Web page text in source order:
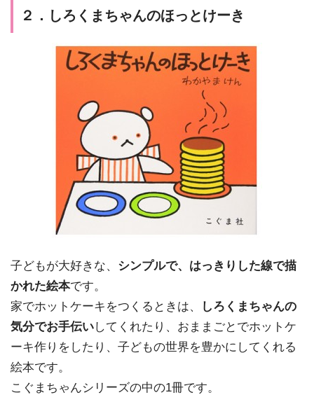
２．しろくまちゃんのほっとけーき
子どもが大好きな、 シンプルで、はっきりした線で描
かれた絵本です。
家でホットケーキをつくるときは、
しろくまちゃんの
気分でお手伝いしてくれたり、おままごとでホットケ
ーキ作りをしたり、子どもの世界を豊かにしてくれる
絵本です。
こぐまちゃんシリーズの中の1冊です。